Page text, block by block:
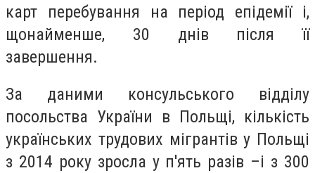
карт перебування на період епідемії і,
щонайменше, 30 днів після її
завершення.
За даними консульського відділу
посольства України в Польщі, кількість
українських трудових мігрантів у Польщі
з 2014 року зросла у п'ять разів –і з 300